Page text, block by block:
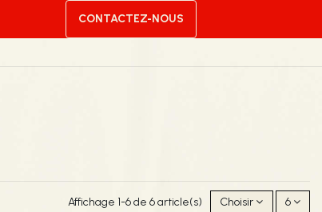
CONTACTEZ-NOUS
Affichage 1-6 de 6 article(s) Choisir 6